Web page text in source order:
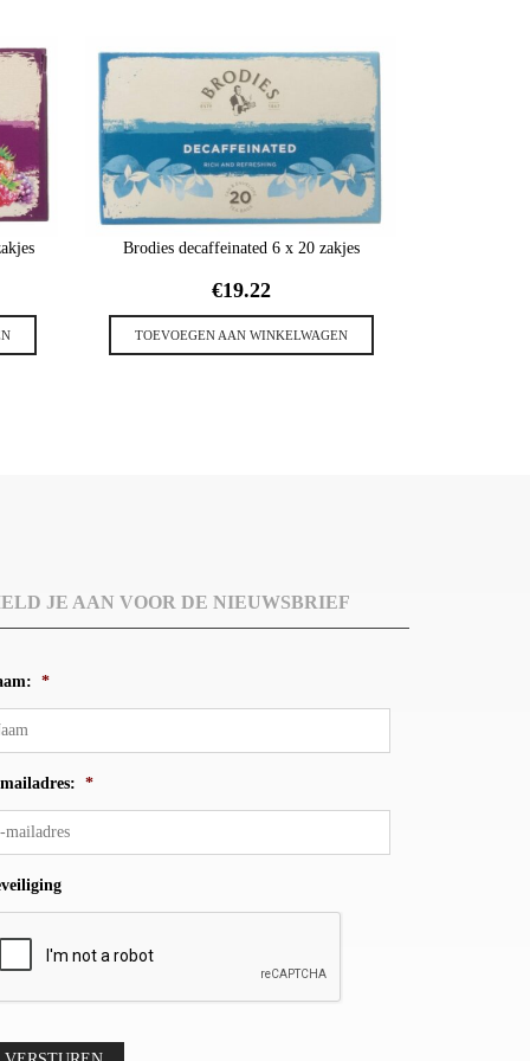
Brodies decaffeinated 6 x 20 zakjes
€19.22
TOEVOEGEN AAN WINKELWAGEN
JE AAN VOOR DE NIEUWSBRIEF
*
*